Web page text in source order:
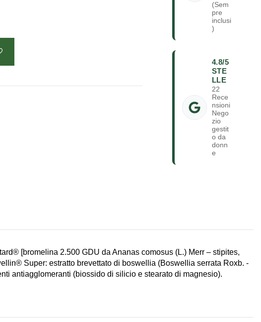
(Sem
pre
inclusi
)
4.8/5
STE
LLE
22
Rece
nsioni
Nego
zio
gestit
o da
donn
e
[bromelina 2.500 GDU da Ananas comosus (L.) Merr – stipites,
Super: estratto brevettato di boswellia (Boswellia serrata Roxb. -
antiagglomeranti (biossido di silicio e stearato di magnesio).